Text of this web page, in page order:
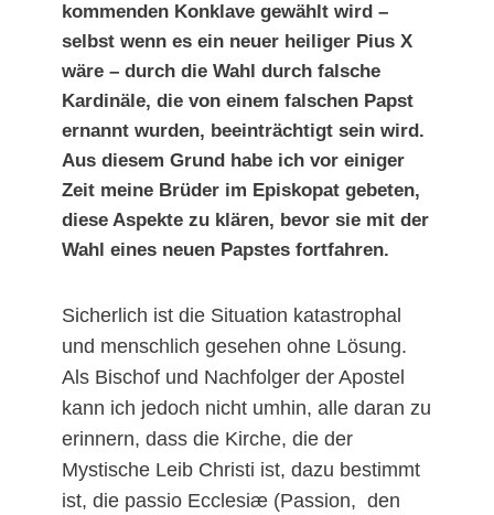
kommenden Konklave gewählt wird –
selbst wenn es ein neuer heiliger Pius X
wäre – durch die Wahl durch falsche
Kardinäle, die von einem falschen Papst
ernannt wurden, beeinträchtigt sein wird.
Aus diesem Grund habe ich vor einiger
Zeit meine Brüder im Episkopat gebeten,
diese Aspekte zu klären, bevor sie mit der
Wahl eines neuen Papstes fortfahren.
Sicherlich ist die Situation katastrophal
und menschlich gesehen ohne Lösung.
Als Bischof und Nachfolger der Apostel
kann ich jedoch nicht umhin, alle daran zu
erinnern, dass die Kirche, die der
Mystische Leib Christi ist, dazu bestimmt
ist, die passio Ecclesiæ (Passion, den